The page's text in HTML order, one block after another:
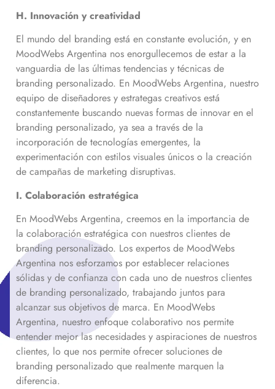
H. Innovación y creatividad
El mundo del branding está en constante evolución, y en
MoodWebs Argentina nos enorgullecemos de estar a la
vanguardia de las últimas tendencias y técnicas de
branding personalizado. En MoodWebs Argentina, nuestro
equipo de diseñadores y estrategas creativos está
constantemente buscando nuevas formas de innovar en el
branding personalizado, ya sea a través de la
incorporación de tecnologías emergentes, la
experimentación con estilos visuales únicos o la creación
de campañas de marketing disruptivas.
I. Colaboración estratégica
En MoodWebs Argentina, creemos en la importancia de
la colaboración estratégica con nuestros clientes de
branding personalizado. Los expertos de MoodWebs
Argentina nos esforzamos por establecer relaciones
sólidas y de confianza con cada uno de nuestros clientes
de branding personalizado, trabajando juntos para
alcanzar sus objetivos de marca. En MoodWebs
Argentina, nuestro enfoque colaborativo nos permite
entender mejor las necesidades y aspiraciones de nuestros
clientes, lo que nos permite ofrecer soluciones de
branding personalizado que realmente marquen la
diferencia.